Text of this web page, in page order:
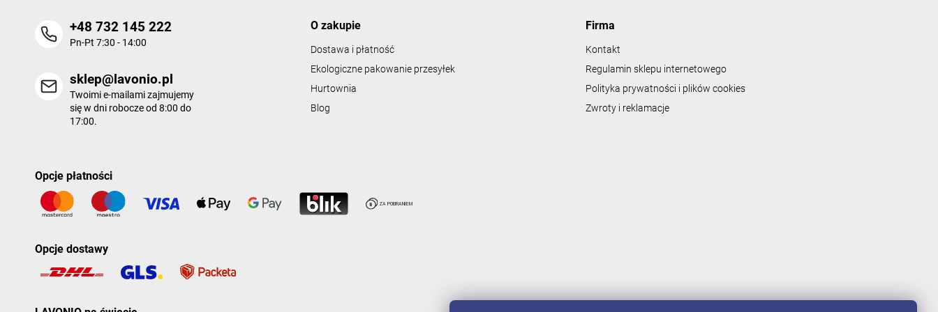
+48 732 145 222
Pn-Pt 7:30 - 14:00
sklep@lavonio.pl
Twoimi e-mailami zajmujemy
się w dni robocze od 8:00 do
17:00.
O zakupie
Dostawa i płatność
Ekologiczne pakowanie przesyłek
Hurtownia
Blog
Firma
Kontakt
Regulamin sklepu internetowego
Polityka prywatności i plików cookies
Zwroty i reklamacje
Opcje płatności
Opcje dostawy